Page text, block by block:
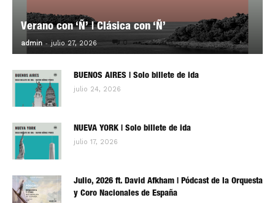
Verano con ‘Ñ’ | Clásica con ‘Ñ’
admin - julio 27, 2026 0
BUENOS AIRES | Solo billete de ida
julio 24, 2026
NUEVA YORK | Solo billete de ida
julio 17, 2026
Julio, 2026 ft. David Afkham | Pódcast de la Orquesta
y Coro Nacionales de España